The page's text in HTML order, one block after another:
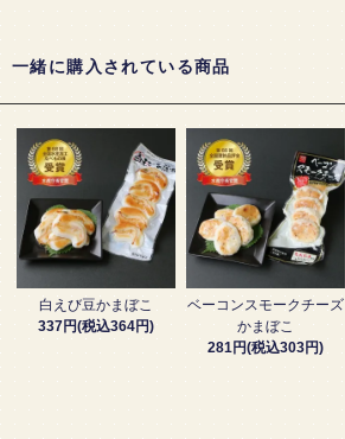
一緒に購入されている商品
白えび豆かまぼこ
337円(税込364円)
ベーコンスモークチーズ
かまぼこ
281円(税込303円)